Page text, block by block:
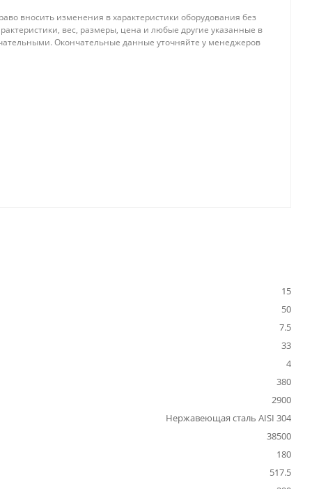
вносить изменения в характеристики оборудования без
вес, размеры, цена и любые другие указанные в
Окончательные данные уточняйте у менеджеров
15
50
7.5
33
4
380
2900
Нержавеющая сталь AISI 304
38500
180
517.5